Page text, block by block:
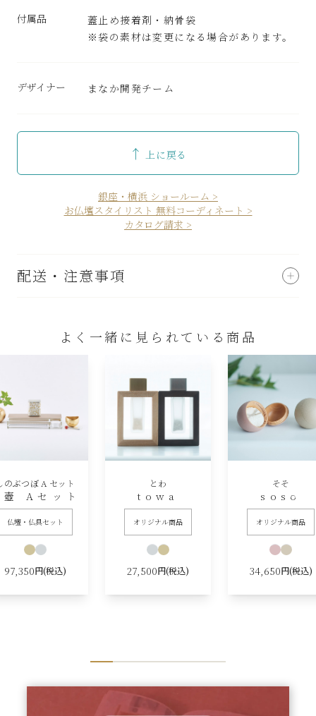
付属品
蓋止め接着剤・納骨袋
※袋の素材は変更になる場合があります。
デザイナー まなか開発チーム
↑ 上に戻る
銀座・横浜 ショールーム >
お仏壇スタイリスト 無料コーディネート >
カタログ請求 >
配送・注意事項
よく一緒に見られている商品
のぶつぼ A セット
壺 Aセット
仏壇・仏具セット
97,350円(税込)
とわ
towa
オリジナル商品
27,500円(税込)
そそ
soso
オリジナル商品
34,650円(税込)